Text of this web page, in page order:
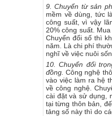
9. Chuyển từ sản
mềm về dùng, tức
công suất, vì vậy
20% công suất.
Chuyển đổi số thì
năm. Là chi phí
nghĩ về việc nuôi
10. Chuyển đổi
đồng. Công nghệ
vào việc làm ra hệ
về công nghệ.
cài đặt và sử dụng,
tại từng thôn bản,
tảng số này thì do